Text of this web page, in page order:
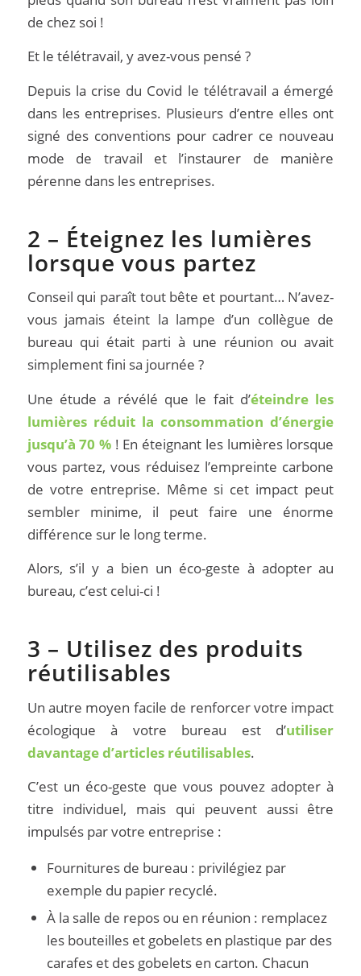
de chez soi !
Et le télétravail, y avez-vous pensé ?
Depuis la crise du Covid le télétravail a émergé
dans les entreprises. Plusieurs d’entre elles ont
signé des conventions pour cadrer ce nouveau
mode de travail et l’instaurer de manière
pérenne dans les entreprises.
2 – Éteignez les lumières
lorsque vous partez
Conseil qui paraît tout bête et pourtant… N’avez-
vous jamais éteint la lampe d’un collègue de
bureau qui était parti à une réunion ou avait
simplement fini sa journée ?
Une étude a révélé que le fait d’éteindre les
lumières réduit la consommation d’énergie
jusqu’à 70 % ! En éteignant les lumières lorsque
vous partez, vous réduisez l’empreinte carbone
de votre entreprise. Même si cet impact peut
sembler minime, il peut faire une énorme
différence sur le long terme.
Alors, s’il y a bien un éco-geste à adopter au
bureau, c’est celui-ci !
3 – Utilisez des produits
réutilisables
Un autre moyen facile de renforcer votre impact
écologique à votre bureau est d’utiliser
davantage d’articles réutilisables.
C’est un éco-geste que vous pouvez adopter à
titre individuel, mais qui peuvent aussi être
impulsés par votre entreprise :
Fournitures de bureau : privilégiez par
exemple du papier recyclé.
À la salle de repos ou en réunion : remplacez
les bouteilles et gobelets en plastique par des
carafes et des gobelets en carton. Chacun